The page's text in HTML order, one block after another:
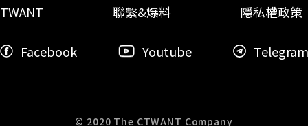
聯繫&爆料 隱私權政策
Facebook Youtube Telegram
© 2020 The CTWANT Company